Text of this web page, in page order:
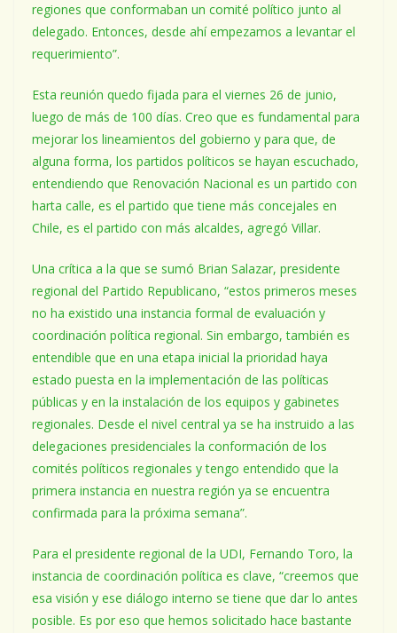
regiones que conformaban un comité político junto al
delegado. Entonces, desde ahí empezamos a levantar el
requerimiento”.
Esta reunión quedo fijada para el viernes 26 de junio,
luego de más de 100 días. Creo que es fundamental para
mejorar los lineamientos del gobierno y para que, de
alguna forma, los partidos políticos se hayan escuchado,
entendiendo que Renovación Nacional es un partido con
harta calle, es el partido que tiene más concejales en
Chile, es el partido con más alcaldes, agregó Villar.
Una crítica a la que se sumó Brian Salazar, presidente
regional del Partido Republicano, “estos primeros meses
no ha existido una instancia formal de evaluación y
coordinación política regional. Sin embargo, también es
entendible que en una etapa inicial la prioridad haya
estado puesta en la implementación de las políticas
públicas y en la instalación de los equipos y gabinetes
regionales. Desde el nivel central ya se ha instruido a las
delegaciones presidenciales la conformación de los
comités políticos regionales y tengo entendido que la
primera instancia en nuestra región ya se encuentra
confirmada para la próxima semana”.
Para el presidente regional de la UDI, Fernando Toro, la
instancia de coordinación política es clave, “creemos que
esa visión y ese diálogo interno se tiene que dar lo antes
posible. Es por eso que hemos solicitado hace bastante